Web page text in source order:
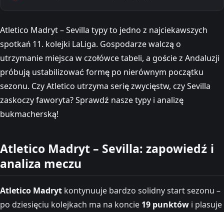
Atletico Madryt – Sevilla typy to jedno z najciekawszych
spotkań 11. kolejki LaLiga. Gospodarze walczą o
utrzymanie miejsca w czołówce tabeli, a goście z Andaluzji
próbują ustabilizować formę po nierównym początku
sezonu. Czy Atletico utrzyma serię zwycięstw, czy Sevilla
zaskoczy faworyta? Sprawdź nasze typy i analizę
bukmacherską!
Atletico Madryt – Sevilla: zapowiedź i
analiza meczu
Atletico Madryt kontynuuje bardzo solidny start sezonu –
po dziesięciu kolejkach ma na koncie 19 punktów i plasuje